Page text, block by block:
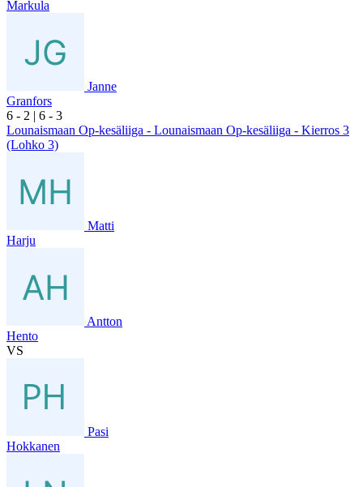
Markula
Janne
Granfors
6 - 2 | 6 - 3
Lounaismaan Op-kesäliiga - Lounaismaan Op-kesäliiga - Kierros 3
(Lohko 3)
Matti
Harju
Antton
Hento
VS
Pasi
Hokkanen